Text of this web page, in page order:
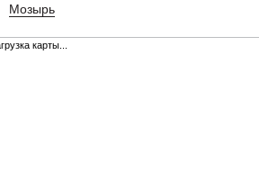
Мозырь
карты...